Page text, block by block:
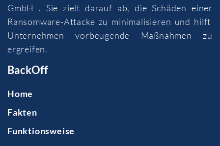
GmbH
. Sie zielt darauf ab, die Schäden einer
Ransomware-Attacke zu minimalisieren und hilft
Unternehmen vorbeugende Maßnahmen zu
ergreifen.
BackOff
Home
Fakten
Funktionsweise